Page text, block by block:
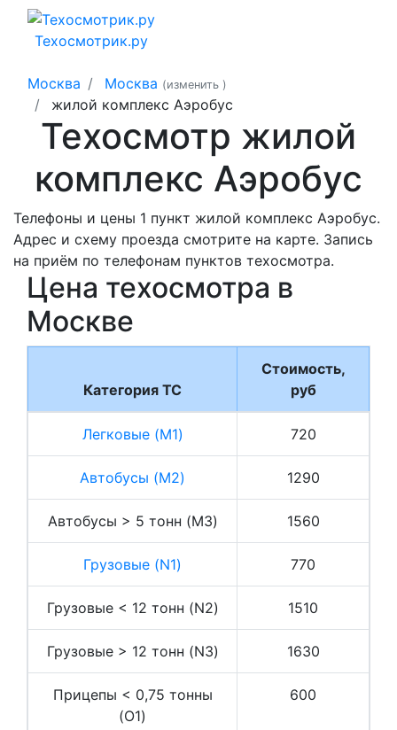
Техосмотрик.ру
Москва Москва (изменить )
жилой комплекс Аэробус
Техосмотр жилой
комплекс Аэробус
Телефоны и цены 1 пункт жилой комплекс Аэробус.
Адрес и схему проезда смотрите на карте. Запись
на приём по телефонам пунктов техосмотра.
Цена техосмотра в
Москве
Категория ТС
Стоимость,
руб
Легковые (M1) 720
Автобусы (M2) 1290
Автобусы > 5 тонн (M3) 1560
Грузовые (N1) 770
Грузовые < 12 тонн (N2) 1510
Грузовые > 12 тонн (N3) 1630
Прицепы < 0,75 тонны
(O1)
600